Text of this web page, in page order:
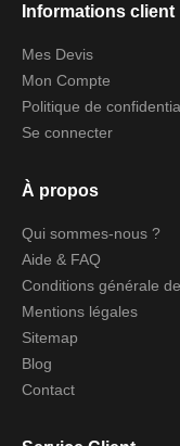
Informations client
Mes Devis
Mon Compte
Politique de
Se connecter
À propos
Qui sommes-nous ?
Aide & FAQ
Conditions générale
Mentions légales
Sitemap
Blog
Contact